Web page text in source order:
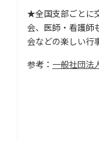
★全国支部ごとに
会、医師・看護師
会などの楽しい行
参考： 一般社団法